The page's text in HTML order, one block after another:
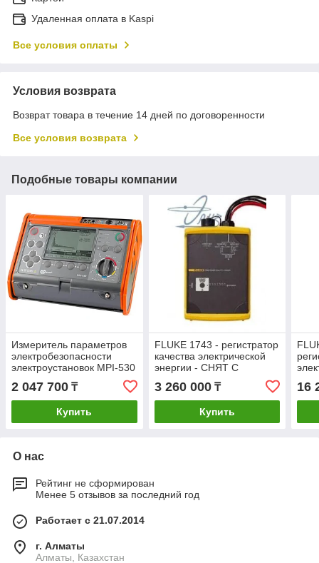
Удаленная оплата в Kaspi
Все условия оплаты
Условия возврата
Возврат товара в течение 14 дней по договоренности
Все условия возврата
Подобные товары компании
Измеритель параметров
электробезопасности
электроустановок MPI-530
2 047 700 ₸
Купить
FLUKE 1743 - регистратор
качества электрической
энергии - СНЯТ С
ЗАМЕНА FLUKE Fluke
1742/B/INTL в Алматы
3 260 000₸
Купить
16
О нас
Рейтинг не сформирован
Менее 5 отзывов за последний год
Работает с 21.07.2014
г. Алматы
Алматы, Казахстан